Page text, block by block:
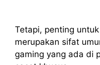
Tetapi, penting
merupakan sifat
gaming yang ada di